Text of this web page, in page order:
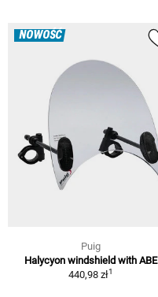
NOWOŚĆ
Puig
Halycyon windshield with ABE
440,98 zł1